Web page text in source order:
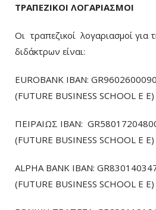
ΤΡΑΠΕΖΙΚΟΙ ΛΟΓΑΡΙΑΣΜΟΙ
Οι τραπεζικοί λογαριασμοί για
διδάκτρων είναι:
EUROBANK IBAN:
(FUTURE BUSINESS SCHOOL E E)
ΠΕΙΡΑΙΩΣ ΙΒΑΝ:
(FUTURE BUSINESS SCHOOL E E)
ALPHA BANK IBAN:
(FUTURE BUSINESS SCHOOL E E)